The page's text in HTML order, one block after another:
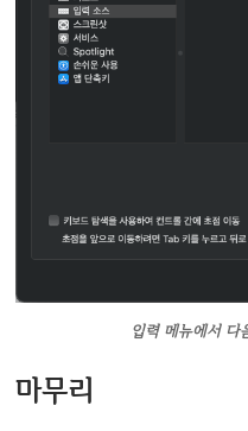
입력 메뉴에서 다
마무리